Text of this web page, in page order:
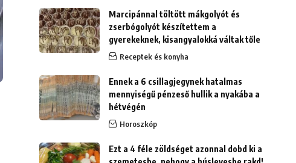
Marcipánnal töltött mákgolyót és
zserbógolyót készítettem a
gyerekeknek, kisangyalokká váltak tőle
Receptek és konyha
Ennek a 6 csillagjegynek hatalmas
mennyiségű pénzeső hullik a nyakába a
hétvégén
Horoszkóp
Ezt a 4 féle zöldséget azonnal dobd ki a